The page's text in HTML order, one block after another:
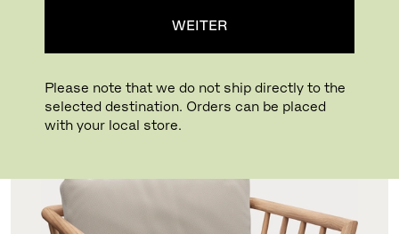
WEITER
Please note that we do not ship directly to the
selected destination. Orders can be placed
with your local store.
LOUNGESESSEL
Filter anzeigen